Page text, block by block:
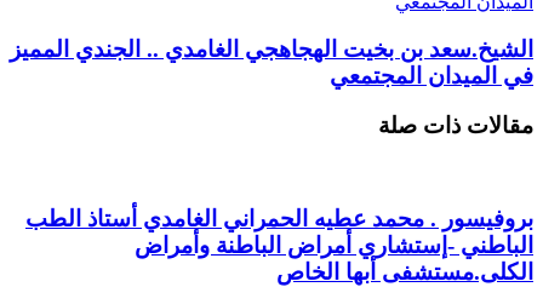
الشيخ.سعد بن بخيت الهجاهجي الغامدي .. الجندي المميز
في الميدان المجتمعي
مقالات ذات صلة
بروفيسور . محمد عطيه الحمراني الغامدي أستاذ الطب
الباطني -إستشاري أمراض الباطنة وأمراض
الكلى.مستشفى أبها الخاص